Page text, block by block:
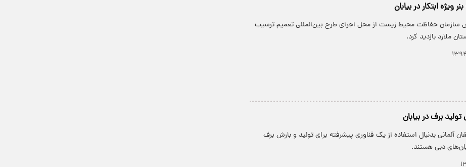
ابتکار در بیابان
سازمان حفاظت محیط زیست از محل اجرای طرح بین‌المللی تعمیم ترسیب
ملارد بازدید کرد.
برف در بیابان
آلمانی بدنبال استفاده از یک فناوری پیشرفته برای تولید و بارش برف
دبی هستند.